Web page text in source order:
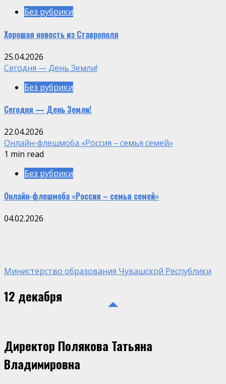
Без рубрики
Хорошая новость из Ставрополя
25.04.2026
Сегодня — День Земли!
Без рубрики
Сегодня — День Земли!
22.04.2026
Онлайн-флешмоба «Россия – семья семей»
1 min read
Без рубрики
Онлайн-флешмоба «Россия – семья семей»
04.02.2026
Министерство образования Чувашской Республики
12 декабря
Директор Полякова Татьяна
Владимировна